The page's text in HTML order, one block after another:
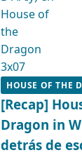
HOUSE OF THE
[Recap]
Dragon in
detrás de